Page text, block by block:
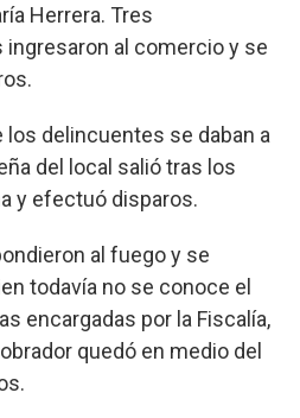
Herrera. Tres
al comercio y se
los delincuentes se daban a
del local salió tras los
y efectuó disparos.
al fuego y se
todavía no se conoce el
encargadas por la Fiscalía,
quedó en medio del